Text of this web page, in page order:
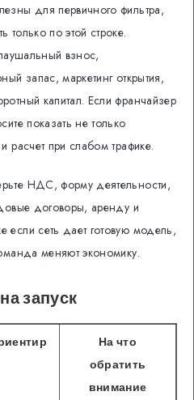
для первичного фильтра,
по этой строке.
взнос,
запас, маркетинг открытия,
капитал. Если франчайзер
показать не только
расчет при слабом трафике.
НДС, форму деятельности,
договоры, аренду и
сеть дает готовую модель,
меняют экономику.
запуск
На что
обратить
внимание